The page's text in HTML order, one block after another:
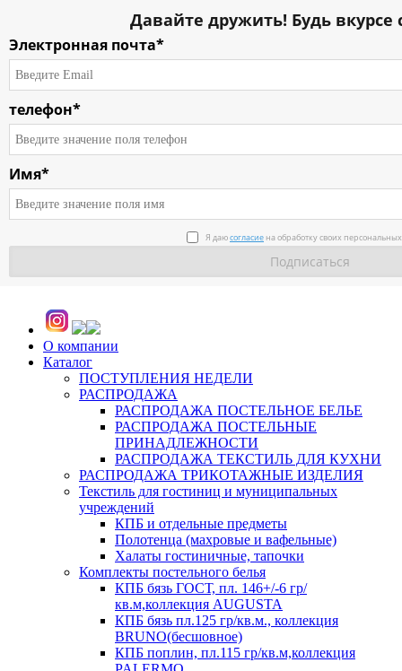
Давайте дружить! Будь вкурсе
Электронная почта*
телефон*
Имя*
Я даюсогласие на обработку своих
О компании
Каталог
ПОСТУПЛЕНИЯ НЕДЕЛИ
РАСПРОДАЖА
РАСПРОДАЖА ПОСТЕЛЬНОЕ БЕЛЬЕ
РАСПРОДАЖА ПОСТЕЛЬНЫЕ
ПРИНАДЛЕЖНОСТИ
РАСПРОДАЖА ТЕКСТИЛЬ ДЛЯ КУХНИ
РАСПРОДАЖА ТРИКОТАЖНЫЕ ИЗДЕЛИЯ
Текстиль для гостиниц и муниципальных
учреждений
КПБ и отдельные предметы
Полотенца (махровые и вафельные)
Халаты гостиничные, тапочки
Комплекты постельного белья
КПБ бязь ГОСТ, пл. 146+/-6 гр/
кв.м,коллекция AUGUSTA
КПБ бязь пл.125 гр/кв.м., коллекция
BRUNO(бесшовное)
КПБ поплин, пл.115 гр/кв.м,коллекция